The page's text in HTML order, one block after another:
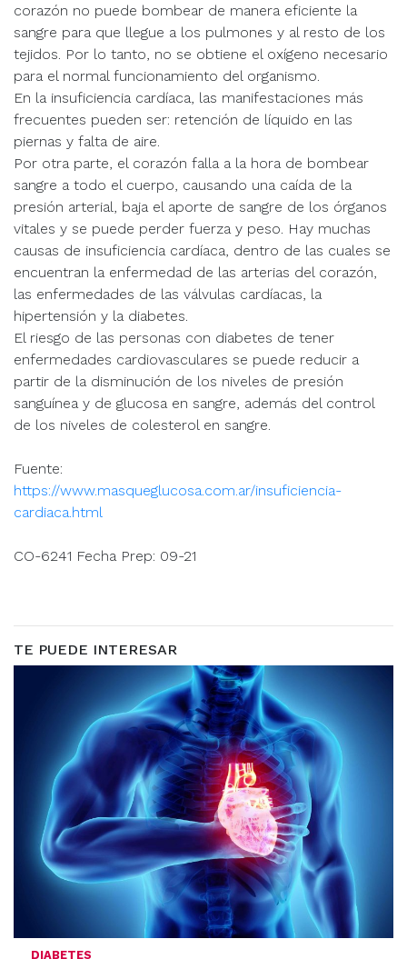
corazón no puede bombear de manera eficiente la
sangre para que llegue a los pulmones y al resto de los
tejidos. Por lo tanto, no se obtiene el oxígeno necesario
para el normal funcionamiento del organismo.
En la insuficiencia cardíaca, las manifestaciones más
frecuentes pueden ser: retención de líquido en las
piernas y falta de aire.
Por otra parte, el corazón falla a la hora de bombear
sangre a todo el cuerpo, causando una caída de la
presión arterial, baja el aporte de sangre de los órganos
vitales y se puede perder fuerza y peso. Hay muchas
causas de insuficiencia cardíaca, dentro de las cuales se
encuentran la enfermedad de las arterias del corazón,
las enfermedades de las válvulas cardíacas, la
hipertensión y la diabetes.
El riesgo de las personas con diabetes de tener
enfermedades cardiovasculares se puede reducir a
partir de la disminución de los niveles de presión
sanguínea y de glucosa en sangre, además del control
de los niveles de colesterol en sangre.
Fuente:
https://www.masqueglucosa.com.ar/insuficiencia-
cardiaca.html
CO-6241 Fecha Prep: 09-21
TE PUEDE INTERESAR
DIABETES